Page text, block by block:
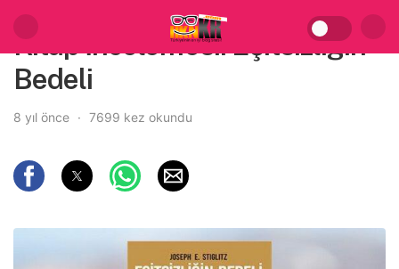
Kitap İncelemesi: Eşitsizliğin
Bedeli
8 yıl önce 7699 kez okundu